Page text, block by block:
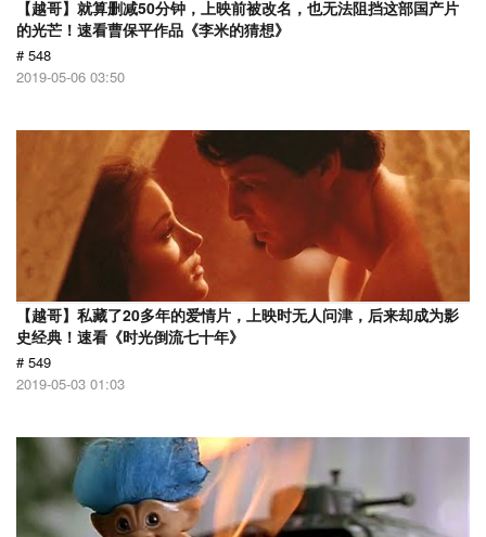
【越哥】就算删减50分钟，上映前被改名，也无法阻挡这部国产片
的光芒！速看曹保平作品《李米的猜想》
# 548
2019-05-06 03:50
【越哥】私藏了20多年的爱情片，上映时无人问津，后来却成为影
史经典！速看《时光倒流七十年》
# 549
2019-05-03 01:03